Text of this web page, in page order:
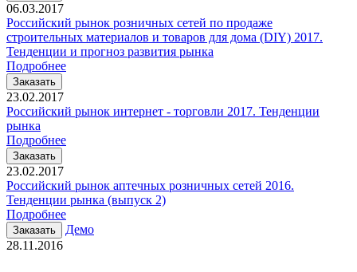
06.03.2017
Российский рынок розничных сетей по продаже
строительных материалов и товаров для дома (DIY) 2017.
Тенденции и прогноз развития рынка
Подробнее
Заказать
23.02.2017
Российский рынок интернет - торговли 2017. Тенденции
рынка
Подробнее
Заказать
23.02.2017
Российский рынок аптечных розничных сетей 2016.
Тенденции рынка (выпуск 2)
Подробнее
Заказать
Демо
28.11.2016